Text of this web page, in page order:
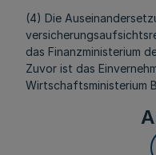
(4) Die
das Finanzministerium
Zuvor ist das
Wirtschaftsministerium